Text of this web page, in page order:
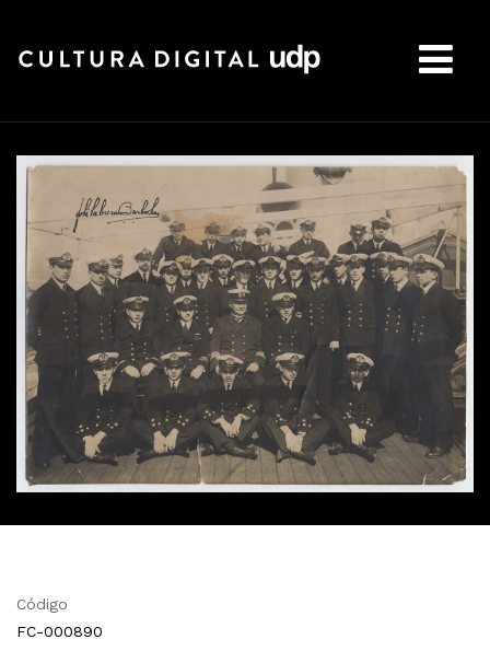
Código
FC-000890